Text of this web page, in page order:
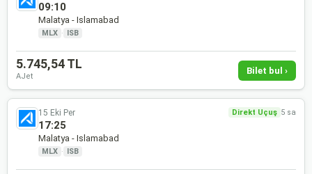
09:10
Malatya - Islamabad
MLX · ISB
5.745,54 TL
AJet
Bilet bul ›
15 Eki Per Direkt Uçuş 5 sa
17:25
Malatya - Islamabad
MLX · ISB